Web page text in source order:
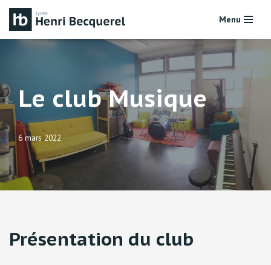
Aller
Menu
Le club Musique
6 mars 2022
Présentation du club